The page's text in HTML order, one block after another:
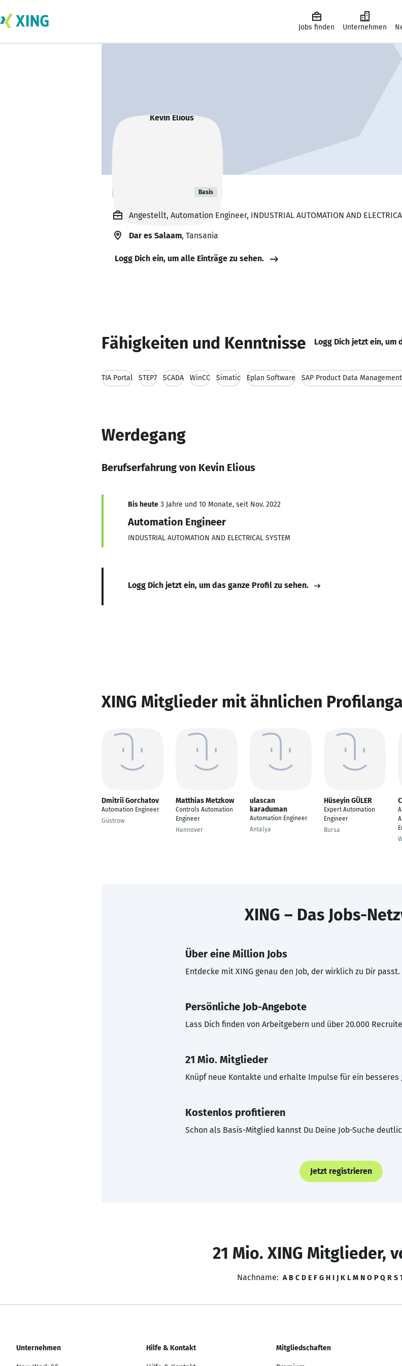
Jobs finden Unternehmen
Kevin Elious Basis
Angestellt, Automation Engineer, INDUSTRIAL AUTOMATION AND
Dar es Salaam, Tansania
Logg Dich ein, um alle Einträge zu sehen.
Fähigkeiten und Kenntnisse Logg Dich jetzt ein, um
TIA Portal STEP7 SCADA WinCC Simatic Eplan Software SAP Product Data
Werdegang
Berufserfahrung von Kevin Elious
Bis heute 3 Jahre und 10 Monate, seit Nov. 2022
Automation Engineer
INDUSTRIAL AUTOMATION AND ELECTRICAL SYSTEM
Logg Dich jetzt ein, um das ganze Profil zu sehen.
XING Mitglieder mit ähnlichen
Dmitrii Gorchatov
Automation Engineer
Güstrow
Matthias Metzkow
Controls Automation
Engineer
Hannover
ulascan
karaduman
Automation Engineer
Antalya
Hüseyin GÜLER
Expert Automation
Engineer
Bursa
XING – Das Jobs-
Über eine Million Jobs
Entdecke mit XING genau den Job, der wirklich zu Dir passt.
Persönliche Job-Angebote
Lass Dich finden von Arbeitgebern und über 20.000
21 Mio. Mitglieder
Knüpf neue Kontakte und erhalte Impulse für ein besseres
Kostenlos profitieren
Schon als Basis-Mitglied kannst Du Deine Job-Suche
Jetzt registrieren
21 Mio. XING Mitglieder,
Nachname: A B C D E F G H I J K L M N O P Q R S
Unternehmen Hilfe & Kontakt Mitgliedschaften